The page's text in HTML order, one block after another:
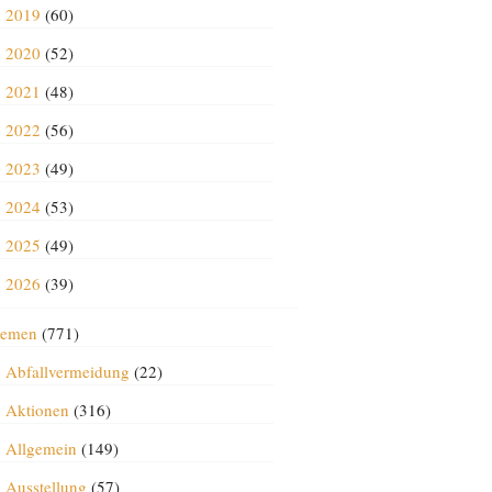
2019 (60)
2020 (52)
2021 (48)
2022 (56)
2023 (49)
2024 (53)
2025 (49)
2026 (39)
(771)
Abfallvermeidung (22)
Aktionen (316)
Allgemein (149)
Ausstellung (57)